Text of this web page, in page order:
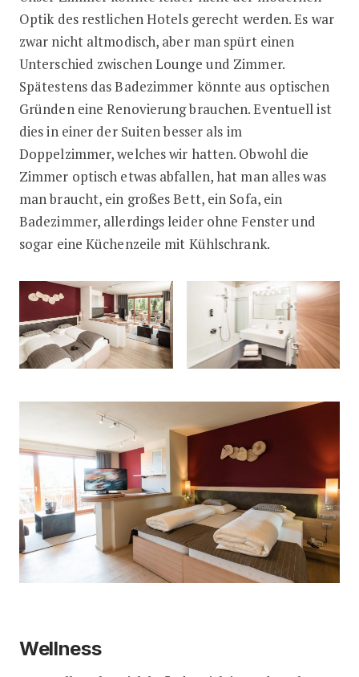
Optik des restlichen Hotels gerecht werden. Es war
zwar nicht altmodisch, aber man spürt einen
Unterschied zwischen Lounge und Zimmer.
Spätestens das Badezimmer könnte aus optischen
Gründen eine Renovierung brauchen. Eventuell ist
dies in einer der Suiten besser als im
Doppelzimmer, welches wir hatten. Obwohl die
Zimmer optisch etwas abfallen, hat man alles was
man braucht, ein großes Bett, ein Sofa, ein
Badezimmer, allerdings leider ohne Fenster und
sogar eine Küchenzeile mit Kühlschrank.
Wellness